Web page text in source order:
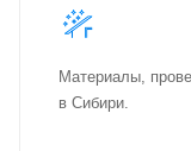
Материалы,
в Сибири.